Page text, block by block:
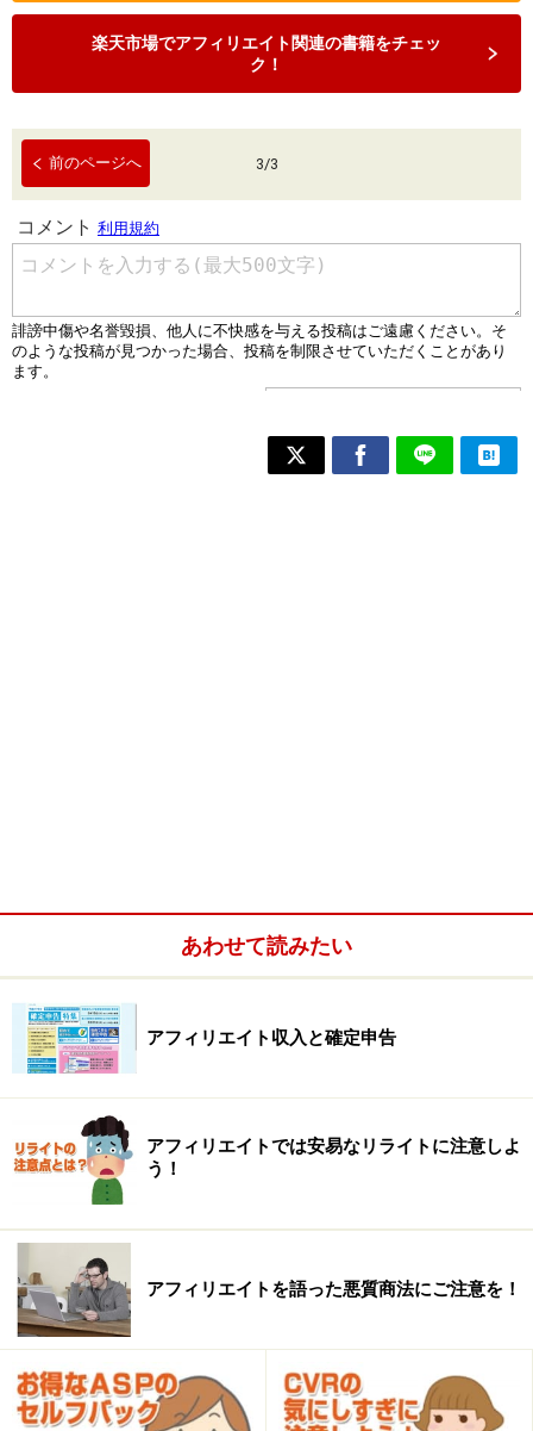
楽天市場でアフィリエイト関連の書籍をチェッ
ク！
前のページへ 3/3
あわせて読みたい
アフィリエイト収入と確定申告
アフィリエイトでは安易なリライトに注意しよ
う！
アフィリエイトを語った悪質商法にご注意を！